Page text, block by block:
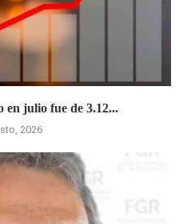
en julio fue de 3.12...
2026